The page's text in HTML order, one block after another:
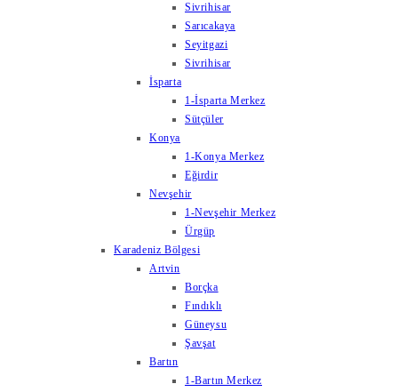
Sivrihisar
Sarıcakaya
Seyitgazi
Sivrihisar
İsparta
1-İsparta Merkez
Sütçüler
Konya
1-Konya Merkez
Eğirdir
Nevşehir
1-Nevşehir Merkez
Ürgüp
Karadeniz Bölgesi
Artvin
Borçka
Fındıklı
Güneysu
Şavşat
Bartın
1-Bartın Merkez